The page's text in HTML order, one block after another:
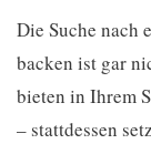
Die Suche nach
backen ist gar
bieten in Ihrem
– stattdessen